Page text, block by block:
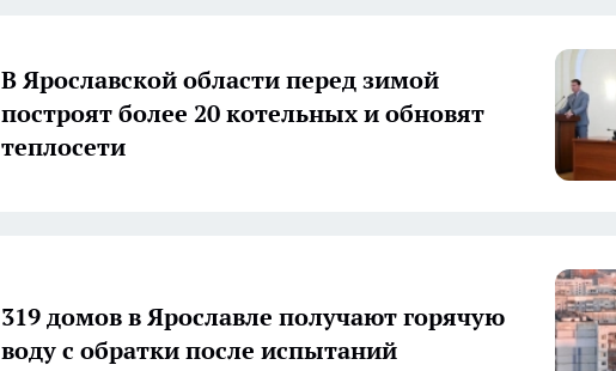
В Ярославской области перед зимой
построят более 20 котельных и обновят
теплосети
319 домов в Ярославле получают горячую
воду с обратки после испытаний